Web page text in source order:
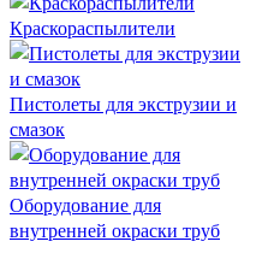
Краскораспылители
Пистолеты для экструзии и
смазок
Оборудование для
внутренней окраски труб